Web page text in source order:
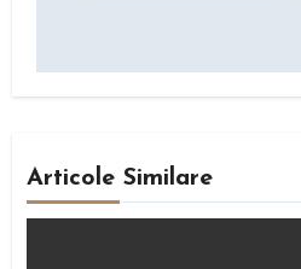
Articole Similare